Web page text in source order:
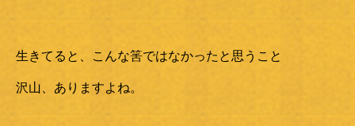
生きてると、こんな筈ではなかったと思うこと
沢山、ありますよね。